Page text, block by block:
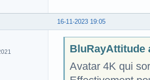
16-11-2023 19:05
BluRayAttitude
Avatar 4K qui